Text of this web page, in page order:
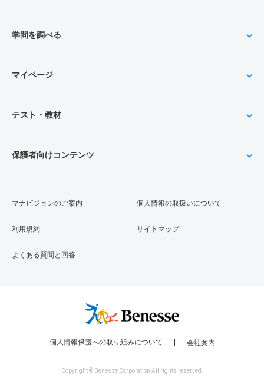
学問を調べる
マイページ
テスト・教材
保護者向けコンテンツ
マナビジョンのご案内
利用規約
よくある質問と回答
個人情報の取扱いについて
サイトマップ
個人情報保護への取り組みについて 会社案内
Copyright © Benesse Corporation All rights reserved.